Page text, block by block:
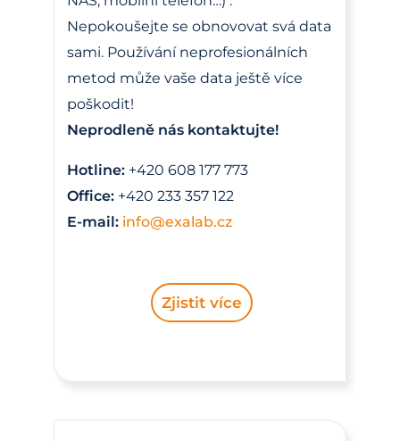
Nepokoušejte se obnovovat svá data
sami. Používání neprofesionálních
metod může vaše data ještě více
poškodit!
Neprodleně nás kontaktujte!
Hotline: +420 608 177 773
Office: +420 233 357 122
E-mail: info@exalab.cz
Zjistit více